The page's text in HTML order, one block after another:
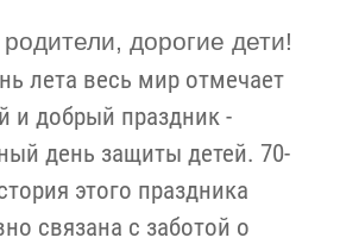
дорогие дети!
лета весь мир отмечает
и добрый праздник -
день защиты детей. 70-
этого праздника
связана с заботой о